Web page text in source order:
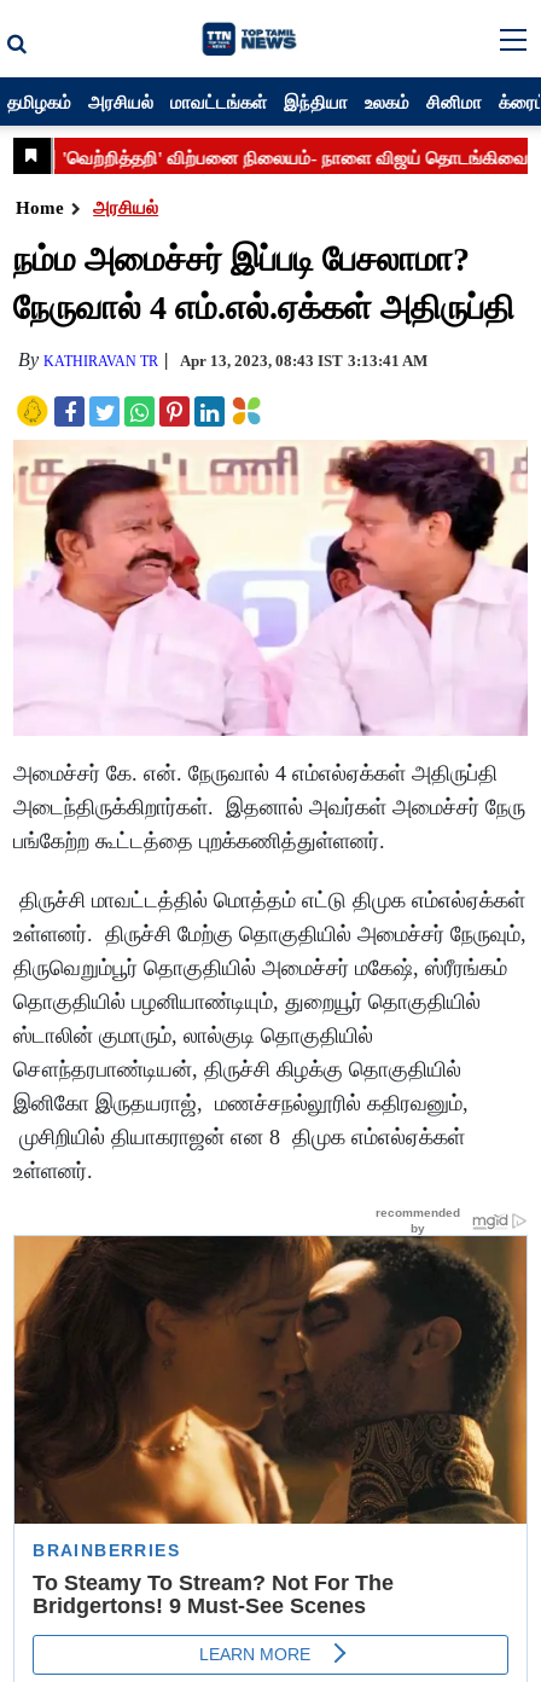
தமிழகம் அரசியல் மாவட்டங்கள் இந்தியா உலகம் சினிமா
Home அரசியல்
நம்ம அமைச்சர் இப்படி பேசலாமா?
நேருவால் 4 எம்.எல்.ஏக்கள் அதிருப்தி
ByKATHIRAVAN TR Apr 13, 2023, 08:43 IST 3:13:41 AM
அமைச்சர் கே. என். நேருவால் 4 எம்எல்ஏக்கள் அதிருப்தி
அடைந்திருக்கிறார்கள். இதனால் அவர்கள் அமைச்சர் நேரு
பங்கேற்ற கூட்டத்தை புறக்கணித்துள்ளனர்.
திருச்சி மாவட்டத்தில் மொத்தம் எட்டு திமுக எம்எல்ஏக்கள்
உள்ளனர். திருச்சி மேற்கு தொகுதியில் அமைச்சர் நேருவும்,
திருவெறும்பூர் தொகுதியில் அமைச்சர் மகேஷ், ஸ்ரீரங்கம்
தொகுதியில் பழனியாண்டியும், துறையூர் தொகுதியில்
ஸ்டாலின் குமாரும், லால்குடி தொகுதியில்
சௌந்தரபாண்டியன், திருச்சி கிழக்கு தொகுதியில்
இனிகோ இருதயராஜ், மணச்சநல்லூரில் கதிரவனும்,
முசிறியில் தியாகராஜன் என 8 திமுக எம்எல்ஏக்கள்
உள்ளனர்.